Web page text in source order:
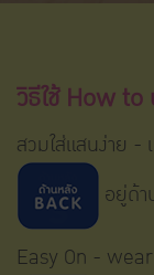
วิธีใช้ How to
สวมใส่แสนง่าย -
อยู่ด้า
Easy On -